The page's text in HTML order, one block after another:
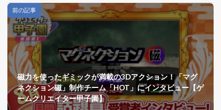
前の記事
磁力を使ったギミックが満載の3Dアクション！「マグ
ネクション磁」制作チーム「HOT」にインタビュー【ゲ
ームクリエイター甲子園】